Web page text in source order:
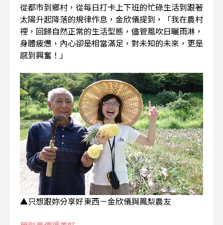
從都市到鄉村，從每日打卡上下班的忙碌生活到跟著
太陽升起降落的規律作息，金欣儀提到，「我在農村
裡，回歸自然正常的生活型態，儘管風吹日曬雨淋，
身體疲憊，內心卻是相當滿足，對未知的未來，更是
感到興奮！」
▲只想跟妳分享好東西－金欣儀與鳳梨農友